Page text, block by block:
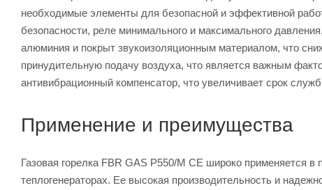
необходимые элементы для безопасной и эффективной
безопасности, реле минимального и максимального
алюминия и покрыт звукоизоляционным материалом, что
принудительную подачу воздуха, что является важным
антивибрационный компенсатор, что увеличивает срок
Применение и преимущества
Газовая горелка FBR GAS P550/M CE широко применяется
теплогенераторах. Ее высокая производительность и